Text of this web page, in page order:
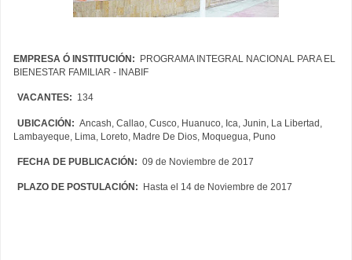
EMPRESA Ó INSTITUCIÓN:
PROGRAMA INTEGRAL NACIONAL PARA EL
BIENESTAR FAMILIAR - INABIF
VACANTES: 134
UBICACIÓN:
Ancash, Callao, Cusco, Huanuco, Ica, Junin, La Libertad,
Lambayeque, Lima, Loreto, Madre De Dios, Moquegua, Puno
FECHA DE PUBLICACIÓN: 09 de Noviembre de 2017
PLAZO DE POSTULACIÓN: Hasta el 14 de Noviembre de 2017